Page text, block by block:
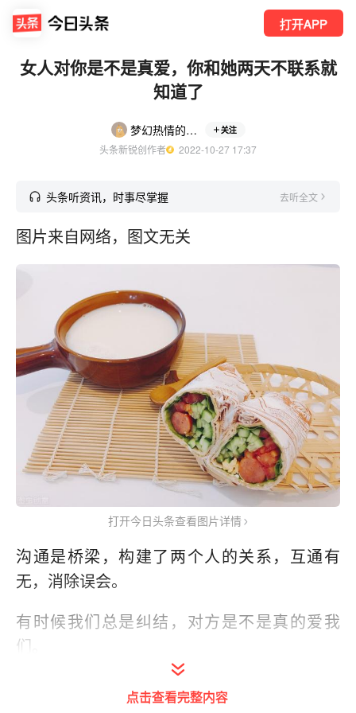
打开APP
女人对你是不是真爱，你和她两天不联系就
知道了
梦幻热情的豆花 关注
头条新锐创作者
  2022-10-27 17:37
头条听资讯，时事尽掌握 去听全文
图片来自网络，图文无关
打开今日头条查看图片详情
沟通是桥梁，构建了两个人的关系，互通有
无，消除误会。
有时候我们总是纠结，对方是不是真的爱我
们。
其实你试着两天不联系对方，看看她的反应就
点击查看完整内容